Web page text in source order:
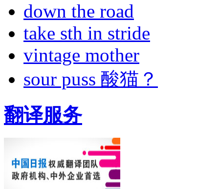
down the road
take sth in stride
vintage mother
sour puss 酸猫？
翻译服务